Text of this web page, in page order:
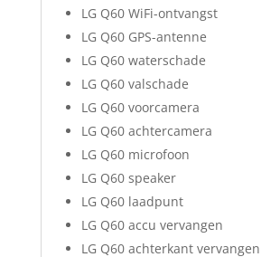
LG Q60 WiFi-ontvangst
LG Q60 GPS-antenne
LG Q60 waterschade
LG Q60 valschade
LG Q60 voorcamera
LG Q60 achtercamera
LG Q60 microfoon
LG Q60 speaker
LG Q60 laadpunt
LG Q60 accu vervangen
LG Q60 achterkant vervangen